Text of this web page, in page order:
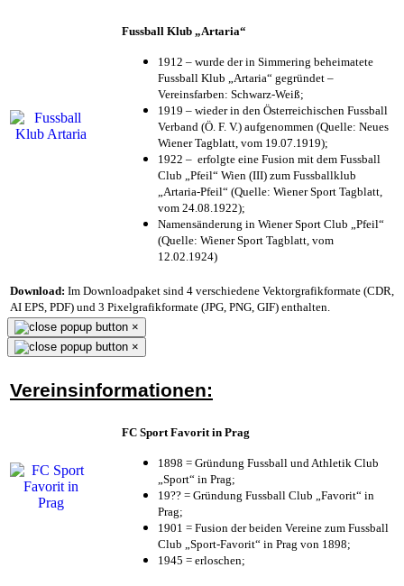
Fussball Klub „Artaria“
1912 – wurde der in Simmering beheimatete
Fussball Klub „Artaria“ gegründet –
Vereinsfarben: Schwarz-Weiß;
1919 – wieder in den Österreichischen Fussball
Verband (Ö. F. V.) aufgenommen (Quelle: Neues
Wiener Tagblatt, vom 19.07.1919);
1922 – erfolgte eine Fusion mit dem Fussball
Club „Pfeil“ Wien (III) zum Fussballklub
„Artaria-Pfeil“ (Quelle: Wiener Sport Tagblatt,
vom 24.08.1922);
Namensänderung in Wiener Sport Club „Pfeil“
(Quelle: Wiener Sport Tagblatt, vom
12.02.1924)
Download: Im Downloadpaket sind 4 verschiedene Vektorgrafikformate (CDR,
AI EPS, PDF) und 3 Pixelgrafikformate (JPG, PNG, GIF) enthalten.
×
×
Vereinsinformationen:
FC Sport Favorit in Prag
1898 = Gründung Fussball und Athletik Club
„Sport“ in Prag;
19?? = Gründung Fussball Club „Favorit“ in
Prag;
1901 = Fusion der beiden Vereine zum Fussball
Club „Sport-Favorit“ in Prag von 1898;
1945 = erloschen;